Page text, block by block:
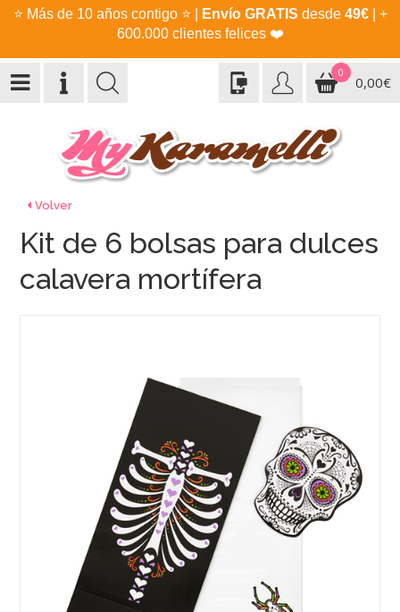
⭐ Más de 10 años contigo ⭐ Envío GRATIS desde 49€| +
600.000 clientes felices ❤️
0
0,00€
Volver
Kit de 6 bolsas para dulces
calavera mortífera